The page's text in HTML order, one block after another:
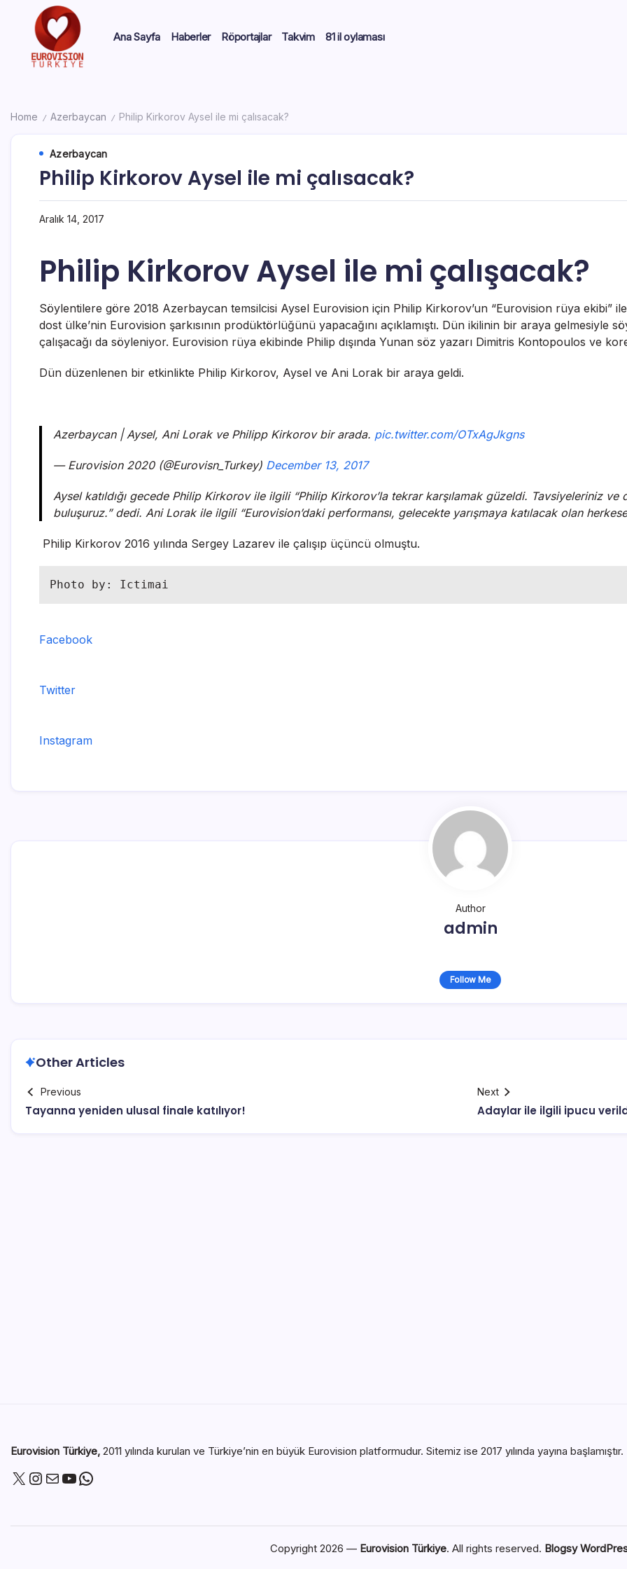
Ana Sayfa Haberler Röportajlar Takvim 81 il oylaması
Home / Azerbaycan / Philip Kirkorov Aysel ile mi çalısacak?
Azerbaycan
Philip Kirkorov Aysel ile mi çalısacak?
Aralık 14, 2017
Philip Kirkorov Aysel ile mi çalışacak?
Söylentilere göre 2018 Azerbaycan temsilcisi Aysel Eurovision için Philip Kirkorov’un “Eurovision rüya ekibi”
dost ülke’nin Eurovision şarkısının prodüktörlüğünü yapacağını açıklamıştı. Dün ikilinin bir araya gelmesiyle
çalışacağı da söyleniyor. Eurovision rüya ekibinde Philip dışında Yunan söz yazarı Dimitris Kontopoulos ve
Dün düzenlenen bir etkinlikte Philip Kirkorov, Aysel ve Ani Lorak bir araya geldi.
Azerbaycan | Aysel, Ani Lorak ve Philipp Kirkorov bir arada. pic.twitter.com/OTxAgJkgns
— Eurovision 2020 (@Eurovisn_Turkey) December 13, 2017
Aysel katıldığı gecede Philip Kirkorov ile ilgili “Philip Kirkorov’la tekrar karşılamak güzeldi. Tavsiyeleriniz
buluşuruz.” dedi. Ani Lorak ile ilgili “Eurovision’daki performansı, gelecekte yarışmaya katılacak olan
Philip Kirkorov 2016 yılında Sergey Lazarev ile çalışıp üçüncü olmuştu.
Photo by: Ictimai
Facebook
Twitter
Instagram
Author
admin
Follow Me
Other Articles
Previous
Tayanna yeniden ulusal finale katılıyor!
Next
Adaylar ile ilgili ipucu
Eurovision Türkiye, 2011 yılında kurulan ve Türkiye’nin en büyük Eurovision platformudur. Sitemiz ise 2017 yılında yayına
Copyright 2026 — Eurovision Türkiye. All rights reserved. Blogsy